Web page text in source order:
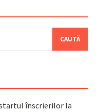
startul înscrierilor la